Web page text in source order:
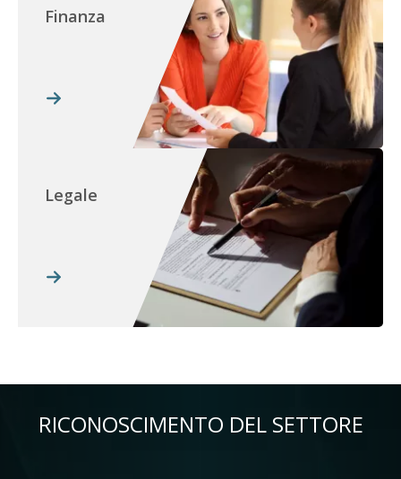
Finanza
Legale
RICONOSCIMENTO DEL SETTORE